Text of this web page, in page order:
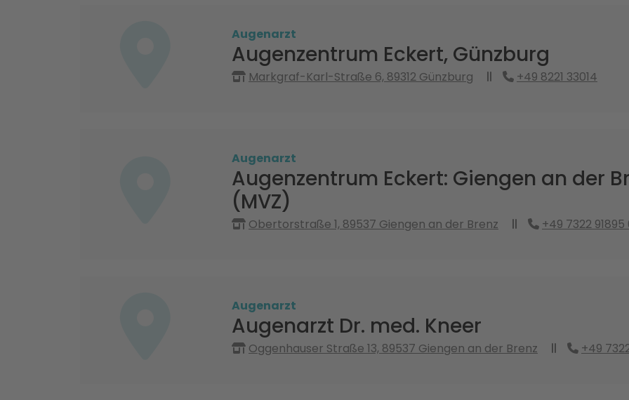
Augenarzt
Augenzentrum Eckert, Günzburg
Markgraf-Karl-Straße 6, 89312 Günzburg +49 8221 33014
Augenarzt
Augenzentrum Eckert: Giengen an der
(MVZ)
Obertorstraße 1, 89537 Giengen an der Brenz +49 7322 91895
Augenarzt
Augenarzt Dr. med. Kneer
Oggenhauser Straße 13, 89537 Giengen an der Brenz +49